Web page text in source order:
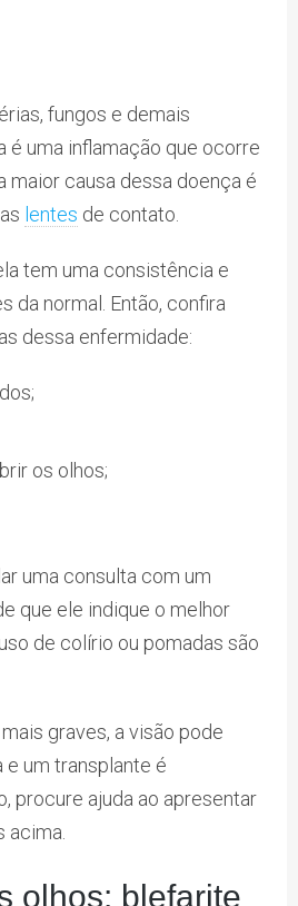
fungos e demais
é uma inflamação que ocorre
a maior causa dessa doença é
lentes de contato.
tem uma consistência e
da normal. Então, confira
dessa enfermidade:
os olhos;
uma consulta com um
que ele indique o melhor
de colírio ou pomadas são
graves, a visão pode
um transplante é
procure ajuda ao apresentar
acima.
olhos: blefarite